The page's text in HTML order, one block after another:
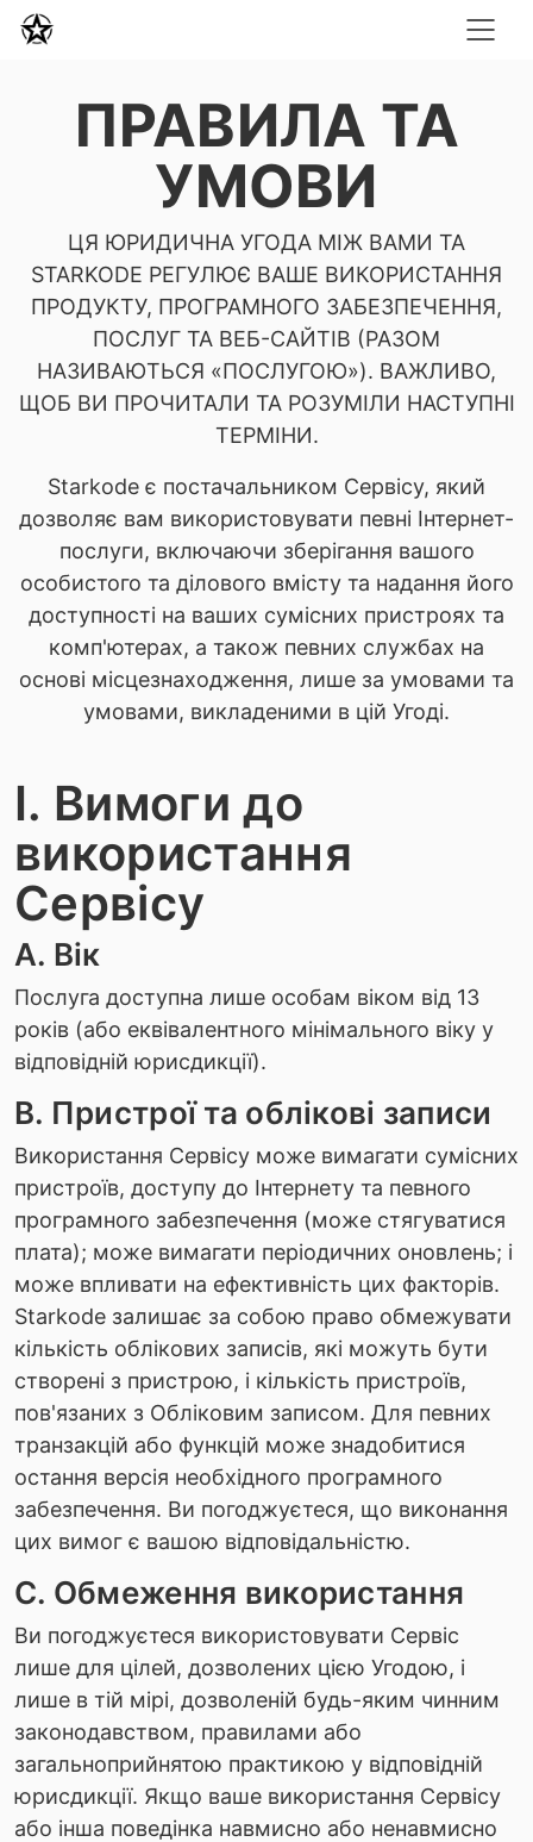
ПРАВИЛА ТА
УМОВИ
ЦЯ ЮРИДИЧНА УГОДА МІЖ ВАМИ ТА
STARKODE РЕГУЛЮЄ ВАШЕ ВИКОРИСТАННЯ
ПРОДУКТУ, ПРОГРАМНОГО ЗАБЕЗПЕЧЕННЯ,
ПОСЛУГ ТА ВЕБ-САЙТІВ (РАЗОМ
НАЗИВАЮТЬСЯ «ПОСЛУГОЮ»). ВАЖЛИВО,
ЩОБ ВИ ПРОЧИТАЛИ ТА РОЗУМІЛИ НАСТУПНІ
ТЕРМІНИ.
Starkode є постачальником Сервісу, який
дозволяє вам використовувати певні Інтернет-
послуги, включаючи зберігання вашого
особистого та ділового вмісту та надання його
доступності на ваших сумісних пристроях та
комп'ютерах, а також певних службах на
основі місцезнаходження, лише за умовами та
умовами, викладеними в цій Угоді.
I. Вимоги до
використання
Сервісу
А. Вік
Послуга доступна лише особам віком від 13
років (або еквівалентного мінімального віку у
відповідній юрисдикції).
B. Пристрої та облікові записи
Використання Сервісу може вимагати сумісних
пристроїв, доступу до Інтернету та певного
програмного забезпечення (може стягуватися
плата); може вимагати періодичних оновлень; і
може впливати на ефективність цих факторів.
Starkode залишає за собою право обмежувати
кількість облікових записів, які можуть бути
створені з пристрою, і кількість пристроїв,
пов'язаних з Обліковим записом. Для певних
транзакцій або функцій може знадобитися
остання версія необхідного програмного
забезпечення. Ви погоджуєтеся, що виконання
цих вимог є вашою відповідальністю.
C. Обмеження використання
Ви погоджуєтеся використовувати Сервіс
лише для цілей, дозволених цією Угодою, і
лише в тій мірі, дозволеній будь-яким чинним
законодавством, правилами або
загальноприйнятою практикою у відповідній
юрисдикції. Якщо ваше використання Сервісу
або інша поведінка навмисно або ненавмисно